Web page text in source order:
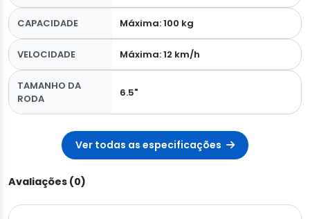
CAPACIDADE Máxima: 100 kg
VELOCIDADE Máxima: 12 km/h
TAMANHO DA
RODA
6.5"
Ver todas as especificações
Avaliações (0)